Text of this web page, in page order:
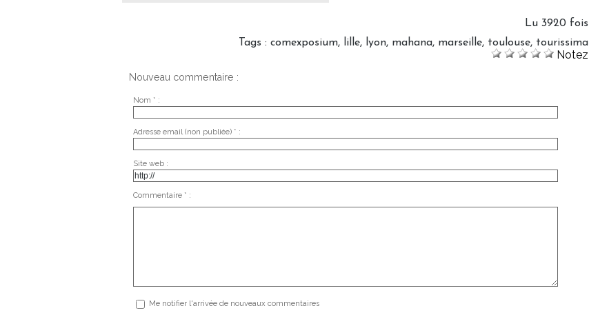
Lu 3920 fois
Tags : comexposium, lille, lyon, mahana, marseille, toulouse, tourissima
Notez
Nouveau commentaire :
Nom * :
Adresse email (non publiée) * :
Site web :
Commentaire * :
Me notifier l'arrivée de nouveaux commentaires